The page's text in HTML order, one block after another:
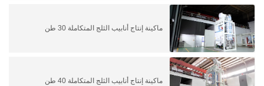
ماكينة إنتاج أنابيب الثلج المتكاملة 30 طن
ماكينة إنتاج أنابيب الثلج المتكاملة 40 طن